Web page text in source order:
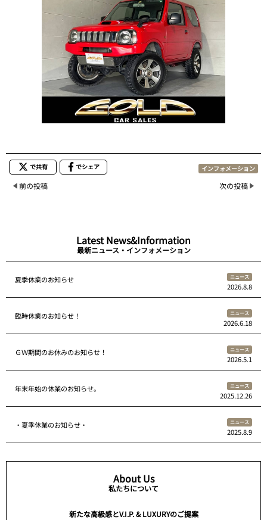
で共有 でシェア インフォメーション
前の投稿 次の投稿
Latest News&Information
最新ニュース・インフォメーション
夏季休業のお知らせ ニュース
2026.8.8
臨時休業のお知らせ！ ニュース
2026.6.18
ＧＷ期間のお休みのお知らせ！ ニュース
2026.5.1
年末年始の休業のお知らせ。 ニュース
2025.12.26
・夏季休業のお知らせ・ ニュース
2025.8.9
About Us
私たちについて
新たな高級感とV.I.P. & LUXURYのご提案